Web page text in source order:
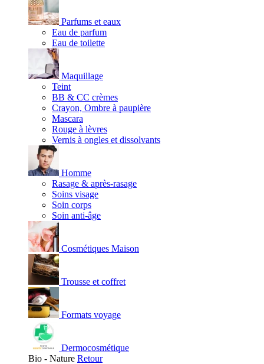
Parfums et eaux
Eau de parfum
Eau de toilette
Maquillage
Teint
BB & CC crèmes
Crayon, Ombre à paupière
Mascara
Rouge à lèvres
Vernis à ongles et dissolvants
Homme
Rasage & après-rasage
Soins visage
Soin corps
Soin anti-âge
Cosmétiques Maison
Trousse et coffret
Formats voyage
Dermocosmétique
Bio - Nature Retour